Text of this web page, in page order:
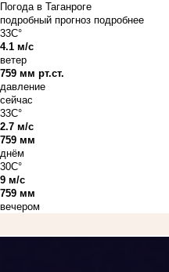
Погода в Таганроге
подробный прогноз подробнее
33C°
4.1 м/с
ветер
759 мм рт.ст.
давление
сейчас
33C°
2.7 м/с
759 мм
днём
30C°
9 м/с
759 мм
вечером